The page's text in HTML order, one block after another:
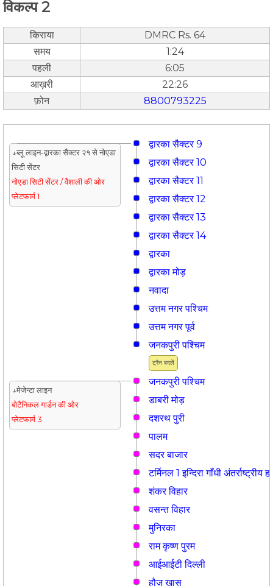
विकल्प 2
किराया
DMRC Rs. 64
समय
1:24
पहली
6:05
आख़री
22:26
फ़ोन
8800793225
द्वारका सैक्टर 9
↓ब्लू लाइन-द्वारका सैक्टर २१ से नोएडा
सिटी सेंटर
नोएडा सिटी सेंटर / वैशाली की ओर
प्लेटफार्म 1
द्वारका सैक्टर 10
द्वारका सैक्टर 11
द्वारका सैक्टर 12
द्वारका सैक्टर 13
द्वारका सैक्टर 14
द्वारका
द्वारका मोड़
नवादा
उत्तम नगर पश्चिम
उत्तम नगर पूर्व
ट्रैन बदलें
जनकपुरी पश्चिम
जनकपुरी पश्चिम
↓मेजेन्टा लाइन
बोटैनिकल गार्डन की ओर
प्लेटफार्म 3
डाबरी मोड़
दशरथ पुरी
पालम
सदर बाजार
टर्मिनल 1 इन्दिरा गाँधी अंतर्राष्ट्रीय
शंकर विहार
वसन्त विहार
मुनिरका
राम कृष्ण पुरम
आईआईटी दिल्ली
हौज़ खास